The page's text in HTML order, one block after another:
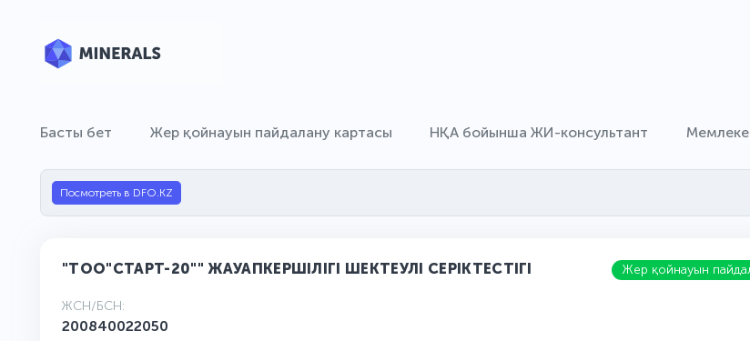
Басты бет Жер қойнауын пайдалану картасы НҚА бойынша ЖИ-консультант
Посмотреть в DFO.KZ
"ТОО"СТАРТ-20"" ЖАУАПКЕРШІЛІГІ ШЕКТЕУЛІ СЕРІКТЕСТІГІ Жер қойнауын
ЖСН/БСН:
200840022050